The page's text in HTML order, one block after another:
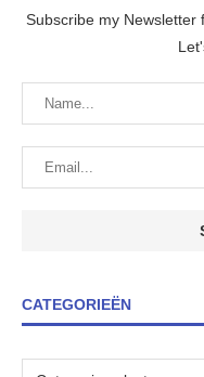
Subscribe my Newsletter
CATEGORIEËN